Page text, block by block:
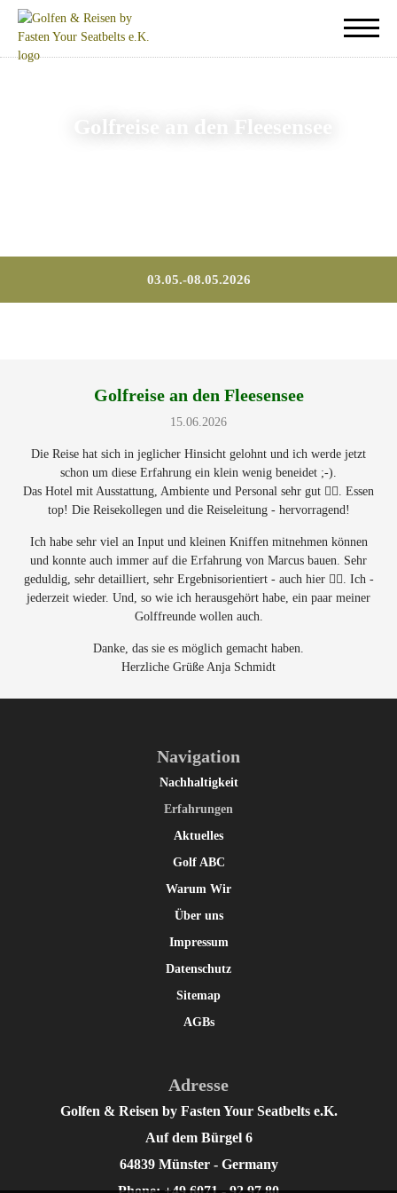
Golfreise an den Fleesensee
03.05.-08.05.2026
Golfreise an den Fleesensee
15.06.2026
Die Reise hat sich in jeglicher Hinsicht gelohnt und ich werde jetzt
schon um diese Erfahrung ein klein wenig beneidet ;-).
Das Hotel mit Ausstattung, Ambiente und Personal sehr gut 👍🏻. Essen
top! Die Reisekollegen und die Reiseleitung - hervorragend!
Ich habe sehr viel an Input und kleinen Kniffen mitnehmen können
und konnte auch immer auf die Erfahrung von Marcus bauen. Sehr
geduldig, sehr detailliert, sehr Ergebnisorientiert - auch hier 👍🏻. Ich -
jederzeit wieder. Und, so wie ich herausgehört habe, ein paar meiner
Golffreunde wollen auch.
Danke, das sie es möglich gemacht haben.
Herzliche Grüße Anja Schmidt
Navigation
Nachhaltigkeit
Erfahrungen
Aktuelles
Golf ABC
Warum Wir
Über uns
Impressum
Datenschutz
Sitemap
AGBs
Adresse
Golfen & Reisen by Fasten Your Seatbelts e.K.
Auf dem Bürgel 6
64839 Münster - Germany